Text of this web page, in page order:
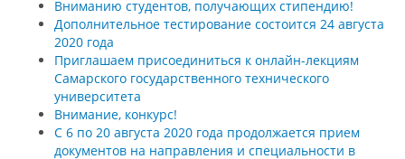
Вниманию студентов, получающих стипендию!
Дополнительное тестирование состоится 24 августа
2020 года
Приглашаем присоединиться к онлайн-лекциям
Самарского государственного технического
университета
Внимание, конкурс!
С 6 по 20 августа 2020 года продолжается прием
документов на направления и специальности в